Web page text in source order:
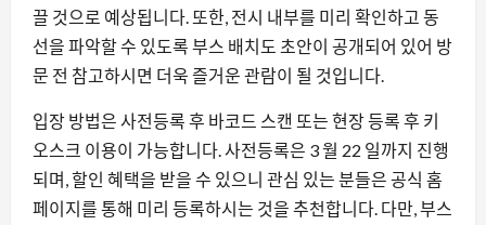
끌 것으로 예상됩니다. 또한, 전시 내부를 미리 확인하고 동
선을 파악할 수 있도록 부스 배치도 초안이 공개되어 있어 방
문 전 참고하시면 더욱 즐거운 관람이 될 것입니다.
입장 방법은 사전등록 후 바코드 스캔 또는 현장 등록 후 키
오스크 이용이 가능합니다. 사전등록은 3 월 22 일까지 진행
되며, 할인 혜택을 받을 수 있으니 관심 있는 분들은 공식 홈
페이지를 통해 미리 등록하시는 것을 추천합니다. 다만, 부스